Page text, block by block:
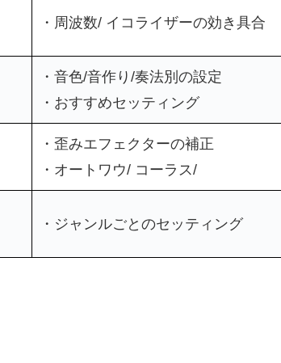
・周波数/ イコライザーの効き具合
・音色/音作り/奏法別の設定
・おすすめセッティング
・歪みエフェクターの補正
・オートワウ/ コーラス/
・ジャンルごとのセッティング